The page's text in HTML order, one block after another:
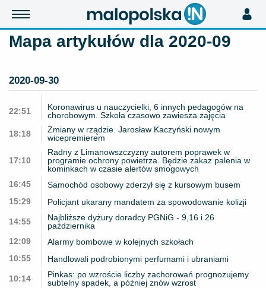
Mapa artykułów dla 2020-09
2020-09-30
22:51
Koronawirus u nauczycielki, 6 innych pedagogów na
chorobowym. Szkoła czasowo zawiesza zajęcia
18:18
Zmiany w rządzie. Jarosław Kaczyński nowym
wicepremierem
17:10
Radny z Limanowszczyzny autorem poprawek w
programie ochrony powietrza. Będzie zakaz palenia w
kominkach w czasie alertów smogowych
16:45
Samochód osobowy zderzył się z kursowym busem
15:29
Policjant ukarany mandatem za spowodowanie kolizji
14:55
Najbliższe dyżury doradcy PGNiG - 9,16 i 26
października
12:09
Alarmy bombowe w kolejnych szkołach
10:55
Handlowali podrobionymi perfumami i ubraniami
10:14
Pinkas: po wzroście liczby zachorowań prognozujemy
subtelny spadek, a później znów wzrost